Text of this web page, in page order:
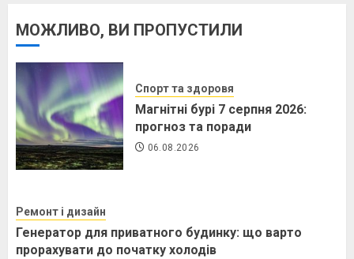
МОЖЛИВО, ВИ ПРОПУСТИЛИ
Спорт та здоровя
Магнітні бурі 7 серпня 2026:
прогноз та поради
06.08.2026
Ремонт і дизайн
Генератор для приватного будинку: що варто
прорахувати до початку холодів